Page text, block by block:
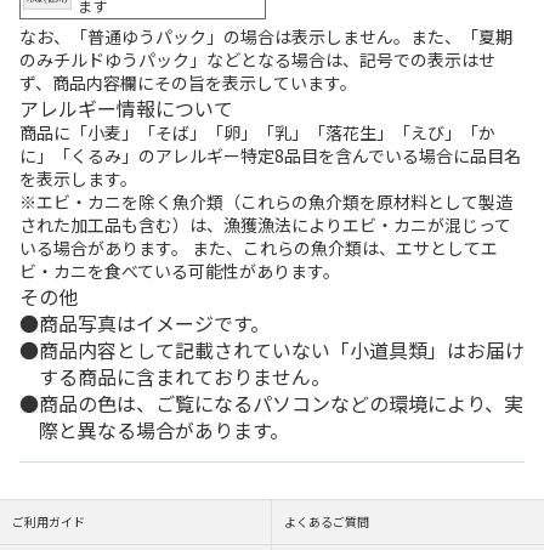
ます
なお、「普通ゆうパック」の場合は表示しません。また、「夏期
のみチルドゆうパック」などとなる場合は、記号での表示はせ
ず、商品内容欄にその旨を表示しています。
アレルギー情報について
商品に「小麦」「そば」「卵」「乳」「落花生」「えび」「か
に」「くるみ」のアレルギー特定8品目を含んでいる場合に品目名
を表示します。
※エビ・カニを除く魚介類（これらの魚介類を原材料として製造
された加工品も含む）は、漁獲漁法によりエビ・カニが混じって
いる場合があります。 また、これらの魚介類は、エサとしてエ
ビ・カニを食べている可能性があります。
その他
商品写真はイメージです。
商品内容として記載されていない「小道具類」はお届け
する商品に含まれておりません。
商品の色は、ご覧になるパソコンなどの環境により、実
際と異なる場合があります。
ご利用ガイド よくあるご質問